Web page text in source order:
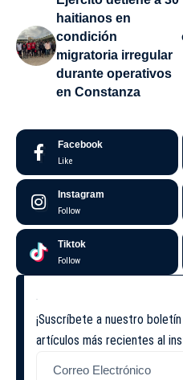
haitianos en
condición
migratoria irregular
durante operativos
en Constanza
Facebook
Like
Instagram
Follow
Tiktok
Follow
¡Suscríbete a nuestro
artículos más recientes al